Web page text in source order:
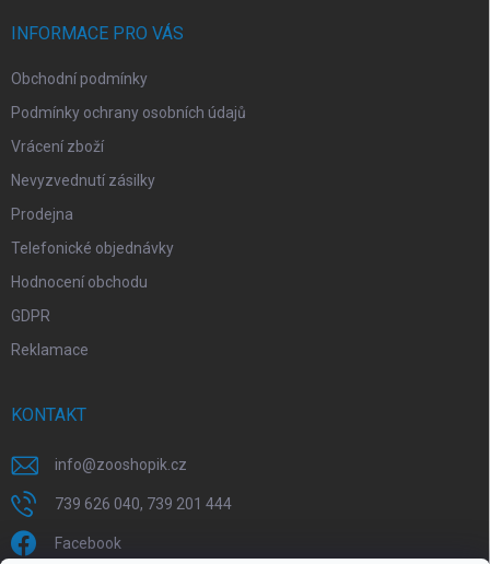
INFORMACE PRO VÁS
Obchodní podmínky
Podmínky ochrany osobních údajů
Vrácení zboží
Nevyzvednutí zásilky
Prodejna
Telefonické objednávky
Hodnocení obchodu
GDPR
Reklamace
KONTAKT
info@zooshopik.cz
739 626 040, 739 201 444
Facebook